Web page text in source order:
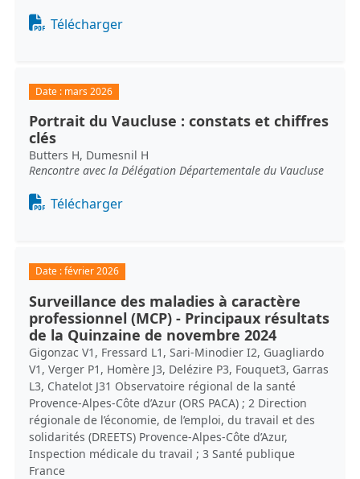
Document
Télécharger
Date : mars 2026
Portrait du Vaucluse : constats et chiffres
clés
Butters H, Dumesnil H
Rencontre avec la Délégation Départementale du Vaucluse
Document
Télécharger
Date :février 2026
Surveillance des maladies à caractère
professionnel (MCP) - Principaux résultats
de la Quinzaine de novembre 2024
Gigonzac V1, Fressard L1, Sari-Minodier I2, Guagliardo
V1, Verger P1, Homère J3, Delézire P3, Fouquet3, Garras
L3, Chatelot J31 Observatoire régional de la santé
Provence-Alpes-Côte d’Azur (ORS PACA) ; 2 Direction
régionale de l’économie, de l’emploi, du travail et des
solidarités (DREETS) Provence-Alpes-Côte d’Azur,
Inspection médicale du travail ; 3 Santé publique
France